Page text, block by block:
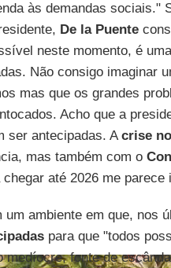
às demandas sociais."
De la Puente
neste momento, é
Não consigo imaginar
mas que os grandes
Acho que a
ser antecipadas. Acrise
mas também com o
até 2026 me parece
ambiente em que, nos
para que "todos
medíocre, fonte de